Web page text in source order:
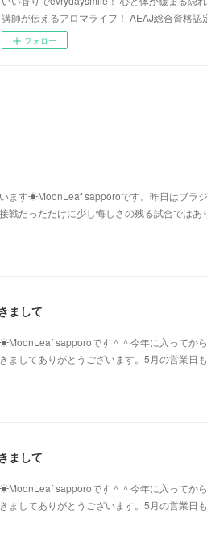
講師が伝えるアロマライフ！ AEAJ総合資格
フォロー
ます☀MoonLeaf sapporoです。昨日はブラ
戦だっただけに少し悔しさの残る試合では
まして
sapporoです＾＾今年に入ってか
ましてありがとうございます。5月の営業日
まして
sapporoです＾＾今年に入ってか
ましてありがとうございます。5月の営業日